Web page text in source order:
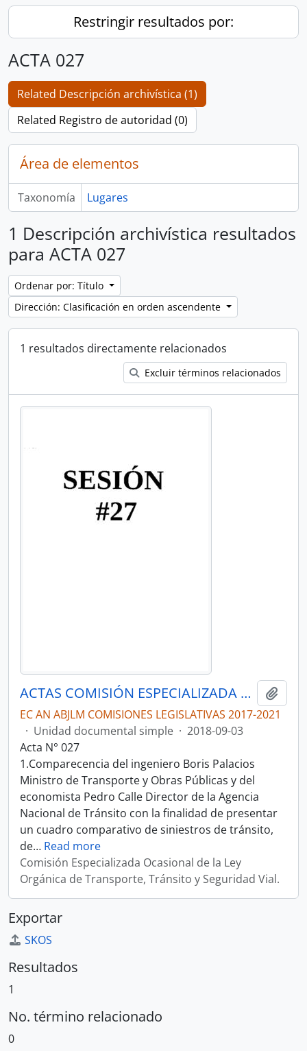
Restringir resultados por:
ACTA 027
Related Descripción archivística (1)
Related Registro de autoridad (0)
Área de elementos
Taxonomía Lugares
1 Descripción archivística resultados
para ACTA 027
Ordenar por: Título
Dirección: Clasificación en orden ascendente
1 resultados directamente relacionados
Excluir términos relacionados
ACTAS COMISIÓN ESPECIALIZADA OCASIONAL DE LA LEY ORGÁNICA DE TRANSPORTE,TRÁNSITO Y SEGURIDAD VIAL.
EC AN ABJLM COMISIONES LEGISLATIVAS 2017-2021
· Unidad documental simple · 2018-09-03
Acta N° 027
1.Comparecencia del ingeniero Boris Palacios
Ministro de Transporte y Obras Públicas y del
economista Pedro Calle Director de la Agencia
Nacional de Tránsito con la finalidad de presentar
un cuadro comparativo de siniestros de tránsito,
de… Read more
Comisión Especializada Ocasional de la Ley
Orgánica de Transporte, Tránsito y Seguridad Vial.
Exportar
SKOS
Resultados
1
No. término relacionado
0